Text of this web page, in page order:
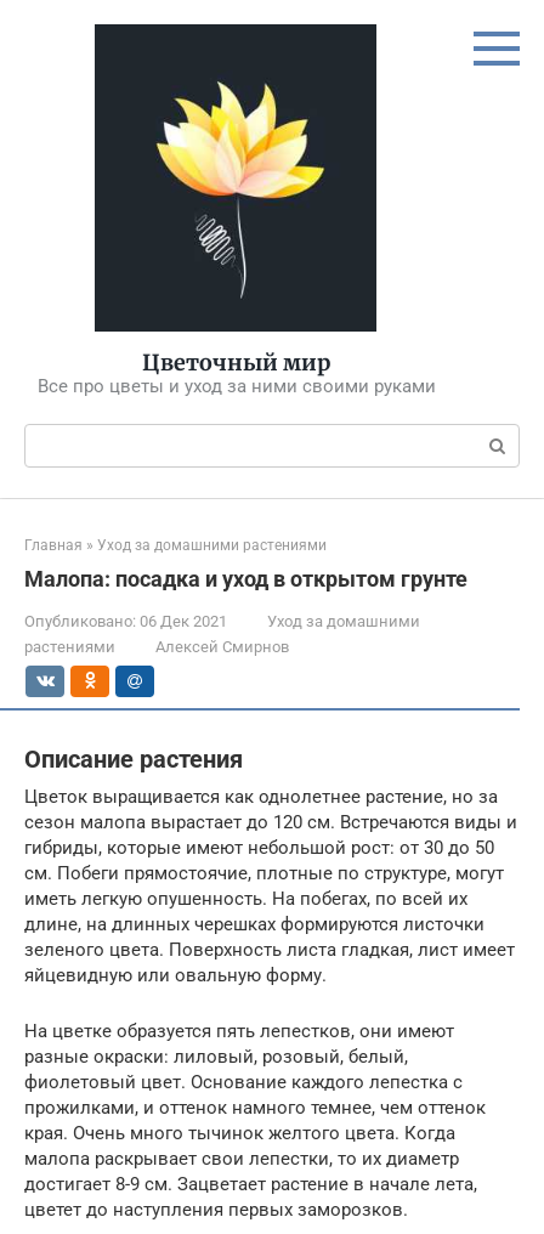
Цветочный мир
Все про цветы и уход за ними своими руками
Поиск:
Главная » Уход за домашними растениями
Малопа: посадка и уход в открытом грунте
Опубликовано: 06 Дек 2021
Уход за домашними
растениями
Алексей Смирнов
Описание растения
Цветок выращивается как однолетнее растение, но за
сезон малопа вырастает до 120 см. Встречаются виды и
гибриды, которые имеют небольшой рост: от 30 до 50
см. Побеги прямостоячие, плотные по структуре, могут
иметь легкую опушенность. На побегах, по всей их
длине, на длинных черешках формируются листочки
зеленого цвета. Поверхность листа гладкая, лист имеет
яйцевидную или овальную форму.
На цветке образуется пять лепестков, они имеют
разные окраски: лиловый, розовый, белый,
фиолетовый цвет. Основание каждого лепестка с
прожилками, и оттенок намного темнее, чем оттенок
края. Очень много тычинок желтого цвета. Когда
малопа раскрывает свои лепестки, то их диаметр
достигает 8-9 см. Зацветает растение в начале лета,
цветет до наступления первых заморозков.